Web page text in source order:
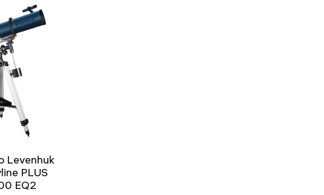
Levenhuk
PLUS
EQ2